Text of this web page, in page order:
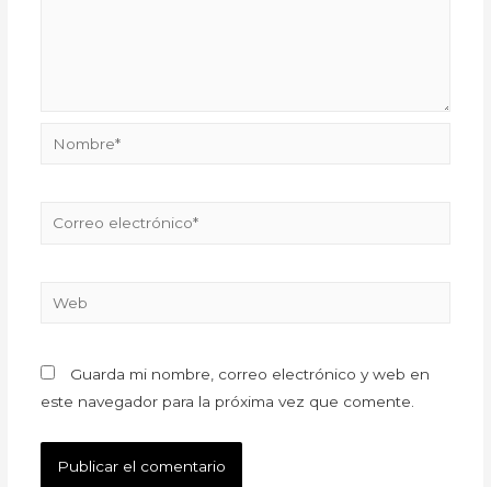
Guarda mi nombre, correo electrónico y web en
este navegador para la próxima vez que comente.